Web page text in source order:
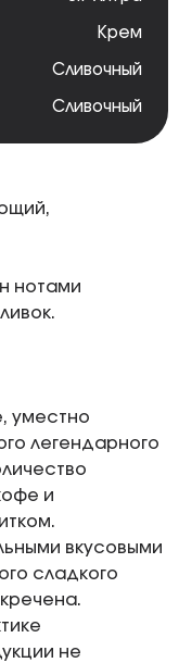
Крем
Сливочный
Сливочный
нотами
уместно
легендарного
и
вкусовыми
сладкого
не